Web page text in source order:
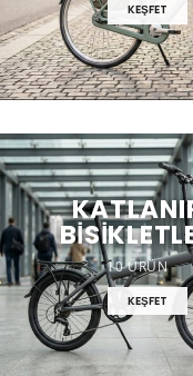
KEŞFET
10 ÜRÜN
KEŞFET